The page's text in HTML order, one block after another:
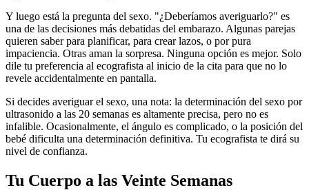
Y luego está la pregunta del sexo. "¿Deberíamos averiguarlo?" es
una de las decisiones más debatidas del embarazo. Algunas parejas
quieren saber para planificar, para crear lazos, o por pura
impaciencia. Otras aman la sorpresa. Ninguna opción es mejor. Solo
dile tu preferencia al ecografista al inicio de la cita para que no lo
revele accidentalmente en pantalla.
Si decides averiguar el sexo, una nota: la determinación del sexo por
ultrasonido a las 20 semanas es altamente precisa, pero no es
infalible. Ocasionalmente, el ángulo es complicado, o la posición del
bebé dificulta una determinación definitiva. Tu ecografista te dirá su
nivel de confianza.
Tu Cuerpo a las Veinte Semanas